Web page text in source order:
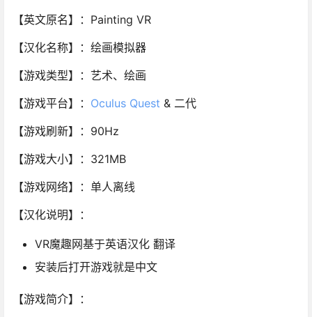
【英文原名】：Painting VR
【汉化名称】：绘画模拟器
【游戏类型】：艺术、绘画
【游戏平台】： Oculus Quest & 二代
【游戏刷新】：90Hz
【游戏大小】：321MB
【游戏网络】：单人离线
【汉化说明】：
VR魔趣网基于英语汉化 翻译
安装后打开游戏就是中文
【游戏简介】：